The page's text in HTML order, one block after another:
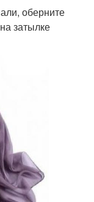
оберните
затылке